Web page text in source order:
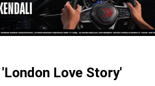
Love Story'